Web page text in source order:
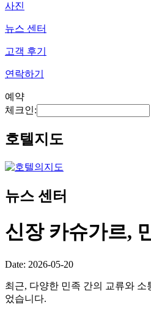
사진
뉴스 센터
고객 후기
연락하기
예약
체크인:
호텔지도
뉴스 센터
신장 카슈가르,
Date: 2026-05-20
최근, 다양한 민족 간의 교류와
었습니다.